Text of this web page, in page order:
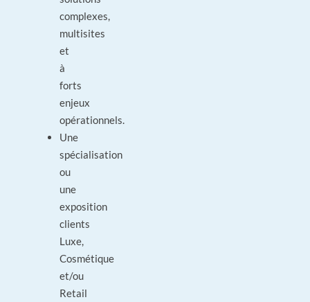
complexes,
multisites
et
à
forts
enjeux
opérationnels.
Une
spécialisation
ou
une
exposition
clients
Luxe,
Cosmétique
et/ou
Retail